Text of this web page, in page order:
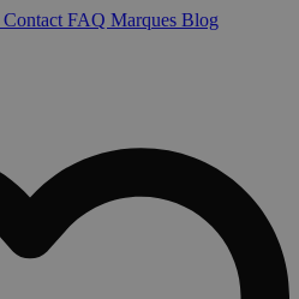
Contact FAQ Marques Blog